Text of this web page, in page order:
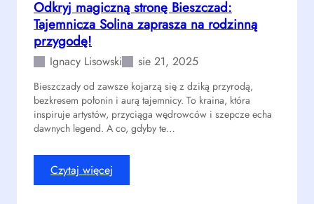
Odkryj magiczną stronę Bieszczad:
Tajemnicza Solina zaprasza na rodzinną
przygodę!
Ignacy Lisowski sie 21, 2025
Bieszczady od zawsze kojarzą się z dziką przyrodą,
bezkresem połonin i aurą tajemnicy. To kraina, która
inspiruje artystów, przyciąga wędrowców i szepcze echa
dawnych legend. A co, gdyby te…
Czytaj więcej
O